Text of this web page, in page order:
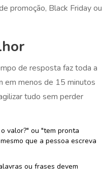
promoção, Black Friday ou
de resposta faz toda a
em menos de 15 minutos
tudo sem perder
valor?" ou "tem pronta
que a pessoa escreva
ou frases devem